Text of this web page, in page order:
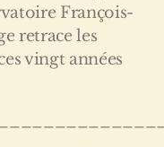
François-
retrace les
vingt années